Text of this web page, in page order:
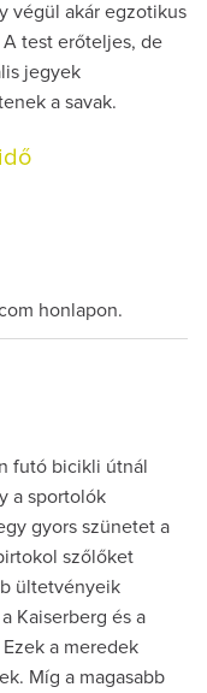
végül akár egzotikus
test erőteljes, de
jegyek
a savak.
honlapon.
futó bicikli útnál
a sportolók
gyors szünetet a
szőlőket
ültetvényeik
Kaiserberg és a
a meredek
Míg a magasabb